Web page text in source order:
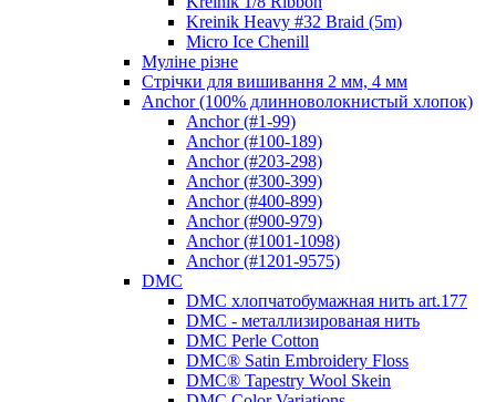
Kreinik Heavy #32 Braid (5m)
Micro Ice Chenill
Муліне різне
Стрічки для вишивання 2 мм, 4 мм
Anchor (100% длинноволокнистый хлопок)
Anchor (#1-99)
Anchor (#100-189)
Anchor (#203-298)
Anchor (#300-399)
Anchor (#400-899)
Anchor (#900-979)
Anchor (#1001-1098)
Anchor (#1201-9575)
DMC
DMC хлопчатобумажная нить art.177
DMC - металлизированая нить
DMC Perle Cotton
DMC® Satin Embroidery Floss
DMC® Tapestry Wool Skein